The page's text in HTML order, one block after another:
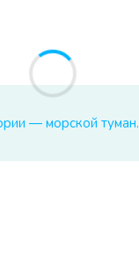
— морской туман.